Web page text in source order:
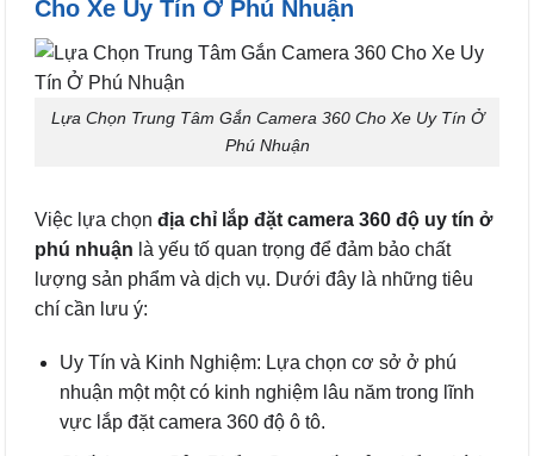
Cho Xe Uy Tín Ở Phú Nhuận
Lựa Chọn Trung Tâm Gắn Camera 360 Cho Xe Uy Tín Ở
Phú Nhuận
Việc lựa chọn địa chỉ lắp đặt camera 360 độ uy tín ở
phú nhuận là yếu tố quan trọng để đảm bảo chất
lượng sản phẩm và dịch vụ. Dưới đây là những tiêu
chí cần lưu ý:
Uy Tín và Kinh Nghiệm: Lựa chọn cơ sở ở phú
nhuận một một có kinh nghiệm lâu năm trong lĩnh
vực lắp đặt camera 360 độ ô tô.